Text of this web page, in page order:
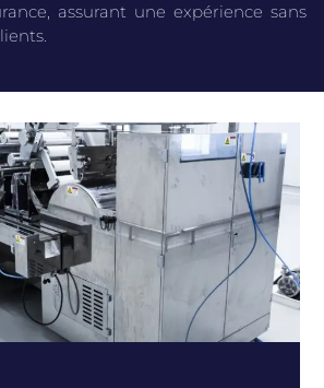
assurant une expérience sans